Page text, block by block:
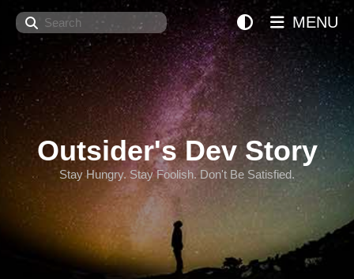
Search
Outsider's Dev Story
Stay Hungry. Stay Foolish. Don't Be Satisfied.
MENU